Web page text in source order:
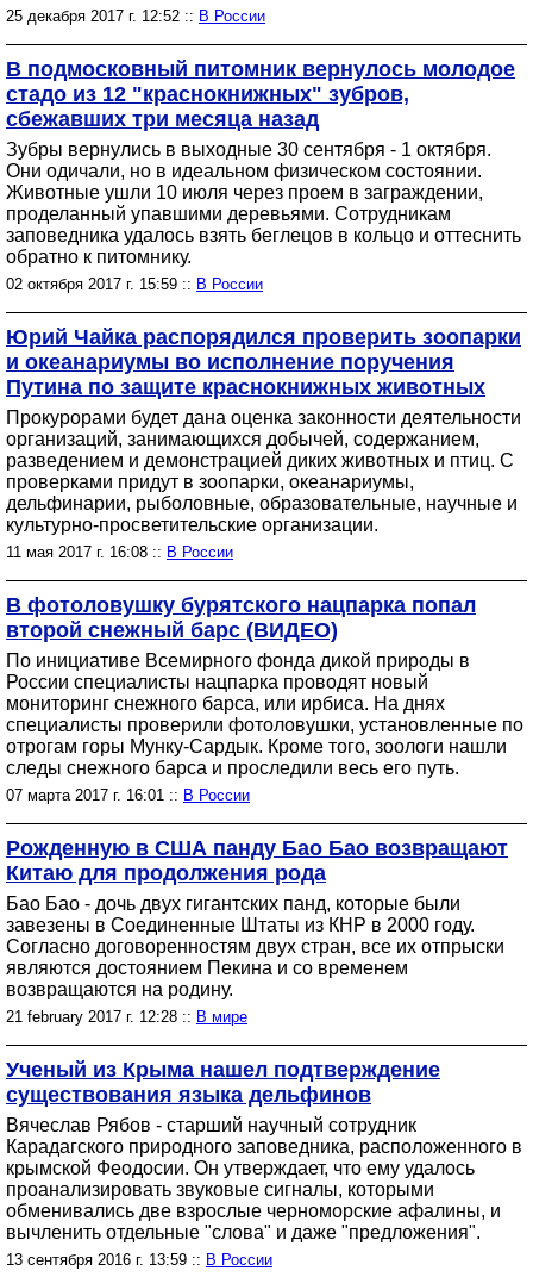
25 декабря 2017 г. 12:52 :: В России
В подмосковный питомник вернулось молодое
стадо из 12 "краснокнижных" зубров,
сбежавших три месяца назад
Зубры вернулись в выходные 30 сентября - 1 октября.
Они одичали, но в идеальном физическом состоянии.
Животные ушли 10 июля через проем в заграждении,
проделанный упавшими деревьями. Сотрудникам
заповедника удалось взять беглецов в кольцо и оттеснить
обратно к питомнику.
02 октября 2017 г. 15:59 :: В России
Юрий Чайка распорядился проверить зоопарки
и океанариумы во исполнение поручения
Путина по защите краснокнижных животных
Прокурорами будет дана оценка законности деятельности
организаций, занимающихся добычей, содержанием,
разведением и демонстрацией диких животных и птиц. С
проверками придут в зоопарки, океанариумы,
дельфинарии, рыболовные, образовательные, научные и
культурно-просветительские организации.
11 мая 2017 г. 16:08 :: В России
В фотоловушку бурятского нацпарка попал
второй снежный барс (ВИДЕО)
По инициативе Всемирного фонда дикой природы в
России специалисты нацпарка проводят новый
мониторинг снежного барса, или ирбиса. На днях
специалисты проверили фотоловушки, установленные по
отрогам горы Мунку-Сардык. Кроме того, зоологи нашли
следы снежного барса и проследили весь его путь.
07 марта 2017 г. 16:01 :: В России
Рожденную в США панду Бао Бао возвращают
Китаю для продолжения рода
Бао Бао - дочь двух гигантских панд, которые были
завезены в Соединенные Штаты из КНР в 2000 году.
Согласно договоренностям двух стран, все их отпрыски
являются достоянием Пекина и со временем
возвращаются на родину.
21 february 2017 г. 12:28 :: В мире
Ученый из Крыма нашел подтверждение
существования языка дельфинов
Вячеслав Рябов - старший научный сотрудник
Карадагского природного заповедника, расположенного в
крымской Феодосии. Он утверждает, что ему удалось
проанализировать звуковые сигналы, которыми
обменивались две взрослые черноморские афалины, и
вычленить отдельные "слова" и даже "предложения".
13 сентября 2016 г. 13:59 :: В России